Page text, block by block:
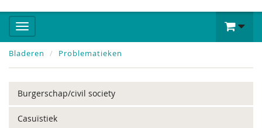
Bladeren Problematieken
Burgerschap/civil society
Casuïstiek